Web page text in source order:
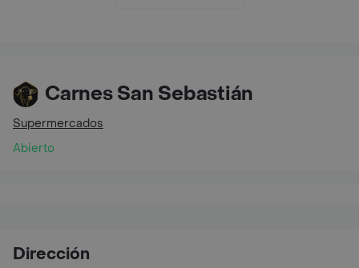
Carnes San Sebastián
Supermercados
Abierto
Dirección